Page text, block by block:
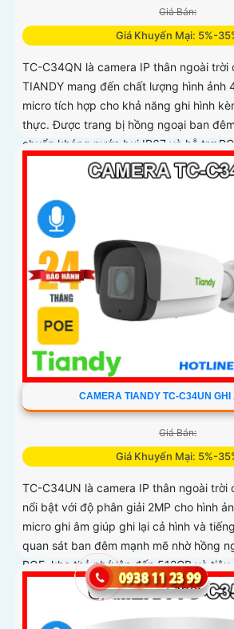
Giá Bán:
Giá Khuyến Mại: 5%-
TC-C34QN là camera IP thân ngoài trời
TIANDY mang đến chất lượng hình ảnh
micro tích hợp cho khả năng ghi hình
thực. Được trang bị hồng ngoại ban
chuẩn kháng nước bụi IP67 và hỗ trợ
vận hành ổn định trong mọi điều kiện
CAMERA TIANDY TC-C34UN GHI
Giá Bán:
Giá Khuyến Mại: 5%-
TC-C34UN là camera IP thân ngoài trời
nổi bật với độ phân giải 2MP cho hình
micro ghi âm giúp ghi lại cả hình và
quan sát ban đêm mạnh mẽ nhờ hồng
POE, khe thẻ nhớ lên đến 512GB và
nước IP67, camera hoạt động bền bỉ
thời tiết tối ưu cho giải pháp an ninh